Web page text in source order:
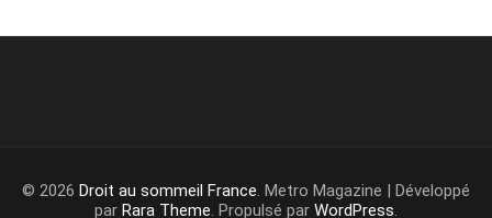
© 2026 Droit au sommeil France. Metro Magazine | Développé
par Rara Theme. Propulsé par WordPress.